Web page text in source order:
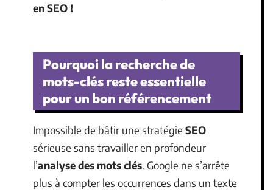
en SEO !
Pourquoi la recherche de
mots-clés reste essentielle
pour un bon référencement
Impossible de bâtir une stratégie SEO
sérieuse sans travailler en profondeur
l’analyse des mots clés. Google ne s’arrête
plus à compter les occurrences dans un texte